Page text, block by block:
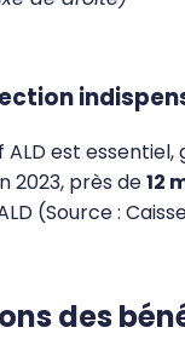
ALD est
2023, près de12
(Source :
des